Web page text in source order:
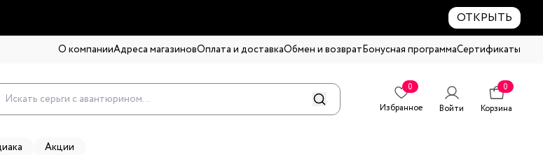
ОТКРЫТЬ
О компанииАдреса магазиновОплата и доставкаОбмен и возвратБонусная программаСертификаты
0
Избранное
Войти
0
Корзина
Акции